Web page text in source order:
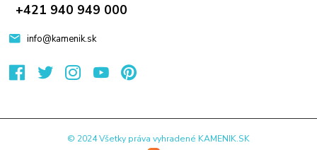
+421 940 949 000
info@kamenik.sk
© 2024 Všetky práva vyhradené KAMENIK.SK